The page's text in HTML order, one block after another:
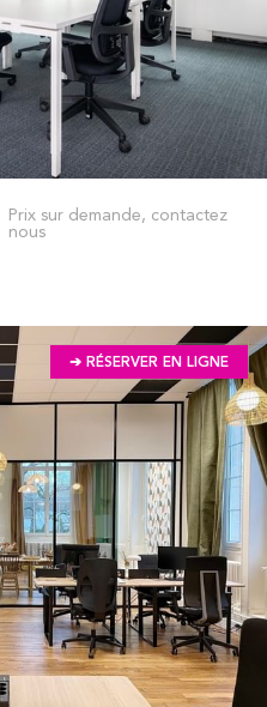
Prix sur demande, contactez
nous
➔ RÉSERVER EN LIGNE